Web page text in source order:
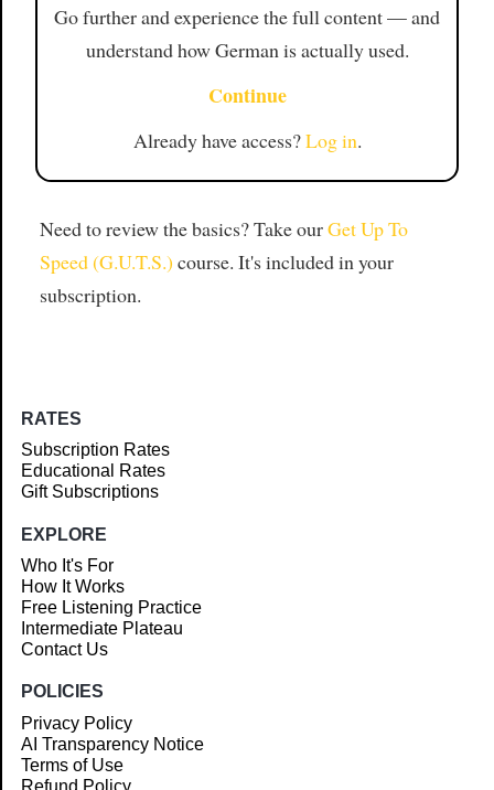
Go further and experience the full content — and
understand how German is actually used.
Continue
Already have access?Log in.
Need to review the basics? Take ourGet Up To
Speed (G.U.T.S.) course. It's included in your
subscription.
RATES
Subscription Rates
Educational Rates
Gift Subscriptions
EXPLORE
Who It's For
How It Works
Free Listening Practice
Intermediate Plateau
Contact Us
POLICIES
Privacy Policy
AI Transparency Notice
Terms of Use
Refund Policy